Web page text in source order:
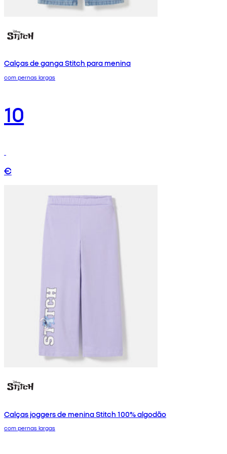
Calças de ganga Stitch para menina
com pernas largas
10
€
Calças joggers de menina Stitch 100% algodão
com pernas largas